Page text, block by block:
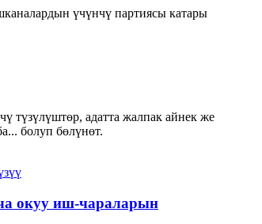
үчүнчү партиясы катары
түзүлүштөр, адатта жалпак айнек же
болуп бөлүнөт.
окуу иш-чараларын